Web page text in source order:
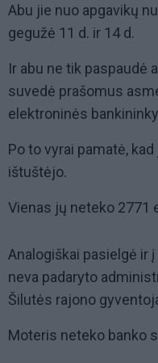
Abu jie nuo apgavikų
gegužė 11 d. ir 14 d.
Ir abu ne tik paspaudė
suvedė prašomus
elektroninės
Po to vyrai pamatė,
ištuštėjo.
Vienas jų neteko 2771
Analogiškai pasielgė ir
neva padaryto
Šilutės rajono
Moteris neteko banko